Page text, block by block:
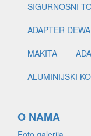
SIGURNOSNI
ADAPTER
MAKITA
ALUMINIJSKI
O NAMA